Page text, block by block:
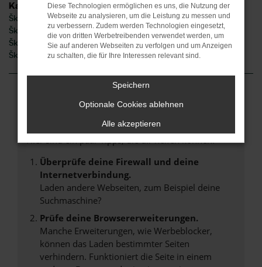
Kategorie
Škoda Octavia Cottbus
Škoda Octavia Gebrauchtwagen Cottbus
Škoda Octavia Neuwagen Cottbus
Škoda Octavia Jahreswagen Cottbus
Fehler: Network Error
Beim Laden ist ein Fehler aufgetreten.
Hier sind ein paar Tipps, die dir helfen können:
Überprüfe deine Firewall und deine
Internetverbindung.
Laden andere Webseiten, zum Beispiel deine
Suchmaschine?
Prüfe deine Browsererweiterungen.
Manche Erweiterungen, wie Werbeblocker,
können das Laden bestimmter Seiten
verhindern. Funktioniert die Seite in einem
Diese Technologien ermöglichen es uns, die Nutzung der
Webseite zu analysieren, um die Leistung zu messen und
zu verbessern. Zudem werden Technologien eingesetzt,
die von dritten Werbetreibenden verwendet werden, um
Sie auf anderen Webseiten zu verfolgen und um Anzeigen
zu schalten, die für Ihre Interessen relevant sind.
Speichern
Optionale Cookies ablehnen
Alle akzeptieren